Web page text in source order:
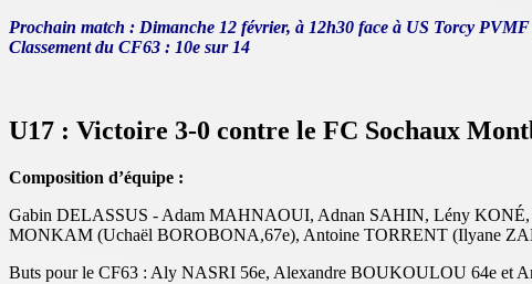
Prochain match : Dimanche 12 février, à 12h30 face à US Torcy
Classement du CF63 : 10e sur 14
U17 : Victoire 3-0 contre le FC Sochaux
Composition d’équipe :
Gabin DELASSUS - Adam MAHNAOUI, Adnan SAHIN, Lény
MONKAM (Uchaël BOROBONA,67e), Antoine TORRENT (Ilyane
Buts pour le CF63 : Aly NASRI 56e, Alexandre BOUKOULOU 64e et